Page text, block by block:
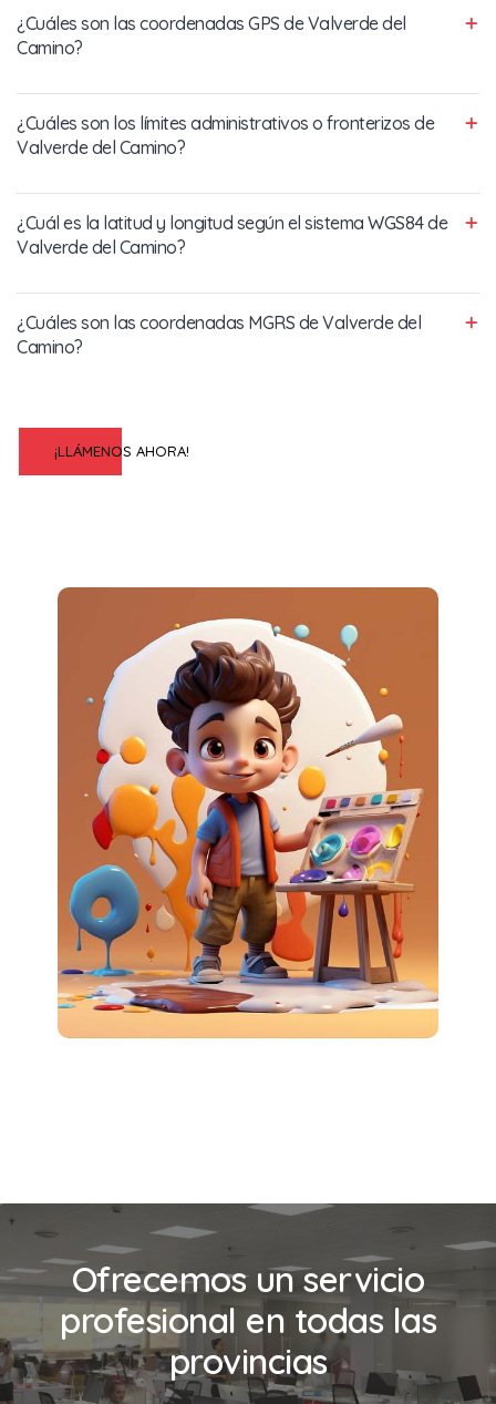
¿Cuáles son las coordenadas GPS de Valverde del
Camino?
¿Cuáles son los límites administrativos o fronterizos de
Valverde del Camino?
¿Cuál es la latitud y longitud según el sistema WGS84 de
Valverde del Camino?
¿Cuáles son las coordenadas MGRS de Valverde del
Camino?
¡LLÁMENOS AHORA!
Ofrecemos un servicio
profesional en todas las
provincias